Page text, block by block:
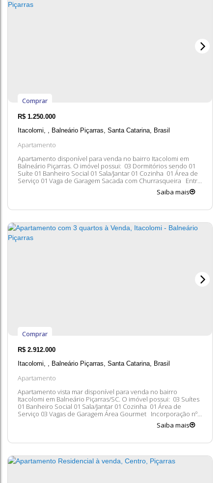
Apartamento
R$ 1.250.000
Itacolomi
Balneário Piçarras Santa Catarina Brasil
Apartamento disponível para venda no bairro Itacolomi em
Balneário Piçarras. O imóvel possui: 03 Dormitórios sendo 01
Suíte 01 Banheiro Social 01 Sala/Jantar 01 Cozinha 01 Área de
Serviço 01 Vaga de Garagem Sacada com Churrasqueira Entre
em contato conosco para mais informações, ficaremos felizes
Comprar
Saiba mais
Apartamento
R$ 2.912.000
Itacolomi
Balneário Piçarras Santa Catarina Brasil
Apartamento vista mar disponível para venda no bairro
Itacolomi em Balneário Piçarras/SC. O imóvel possui: 03 Suítes
01 Banheiro Social 01 Sala/Jantar 01 Cozinha 01 Área de
Serviço 03 Vagas de Garagem Área Gourmet Incorporação nº:
Comprar
Saiba mais